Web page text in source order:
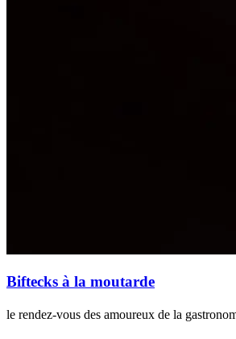
Biftecks à la moutarde
le rendez-vous des amoureux de la